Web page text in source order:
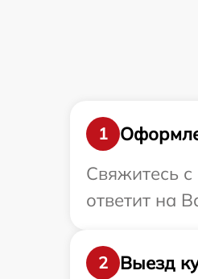
1
Свяжитесь
ответит на
2
Выезд